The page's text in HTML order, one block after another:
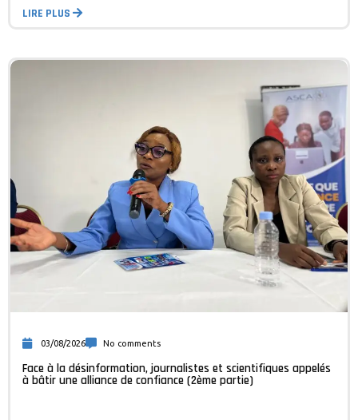
LIRE PLUS
03/08/2026 No comments
Face à la désinformation, journalistes et scientifiques appelés
à bâtir une alliance de confiance (2ème partie)